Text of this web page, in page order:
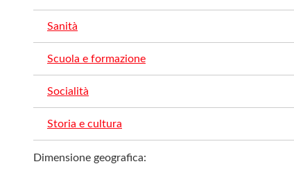
Sanità
Scuola e formazione
Socialità
Storia e cultura
Dimensione geografica: